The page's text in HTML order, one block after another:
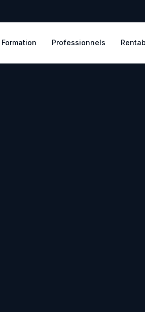
Formation Professionnels